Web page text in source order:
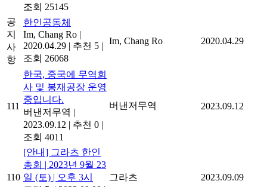
조회 25145
공
지
사
항
한인공동체
Im, Chang Ro |
2020.04.29 | 추천 5 |
조회 26068
Im, Chang Ro 2020.04.29
111
한국, 중국에 무역회
사 및 봉재공장 운영
중입니다.
버낸저무역 |
2023.09.12 | 추천 0 |
조회 4011
버낸저무역 2023.09.12
110
[안내] 그라츠 한인
총회 | 2023년 9월 23
일 (토) | 오후 3시
그라츠 2023.09.09